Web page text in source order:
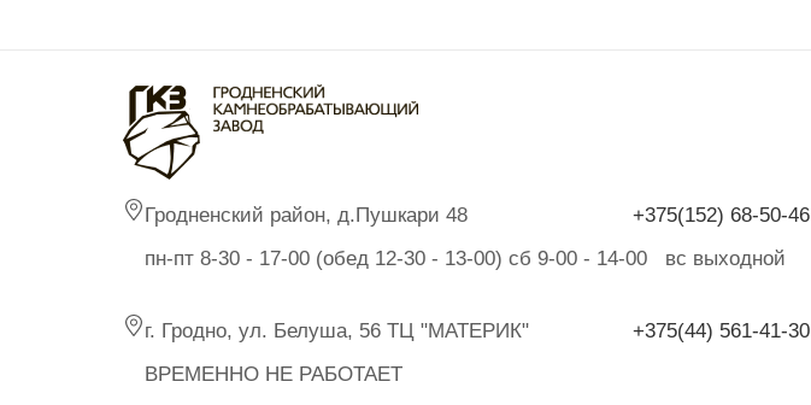
Гродненский район, д.Пушкари 48
+375(152) 68-50-46
пн-пт 8-30 - 17-00 (обед 12-30 - 13-00) сб 9-00 - 14-00 вс выходной
г. Гродно, ул. Белуша, 56 ТЦ "МАТЕРИК"
+375(44) 561-41-30
ВРЕМЕННО НЕ РАБОТАЕТ